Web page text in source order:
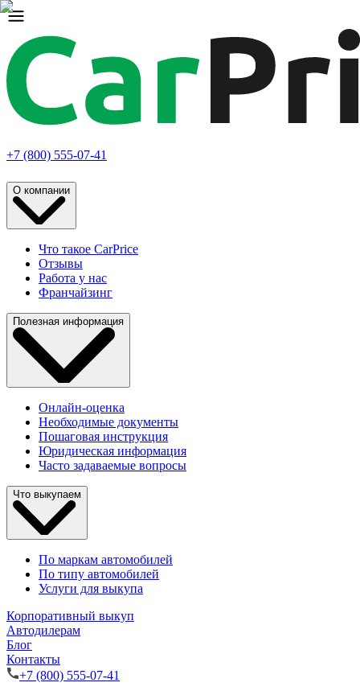
+7 (800) 555-07-41
О компании
Что такое CarPrice
Отзывы
Работа у нас
Франчайзинг
Полезная информация
Онлайн-оценка
Необходимые документы
Пошаговая инструкция
Юридическая информация
Часто задаваемые вопросы
Что выкупаем
По маркам автомобилей
По типу автомобилей
Услуги для выкупа
Корпоративный выкуп
Автодилерам
Блог
Контакты
+7 (800) 555-07-41